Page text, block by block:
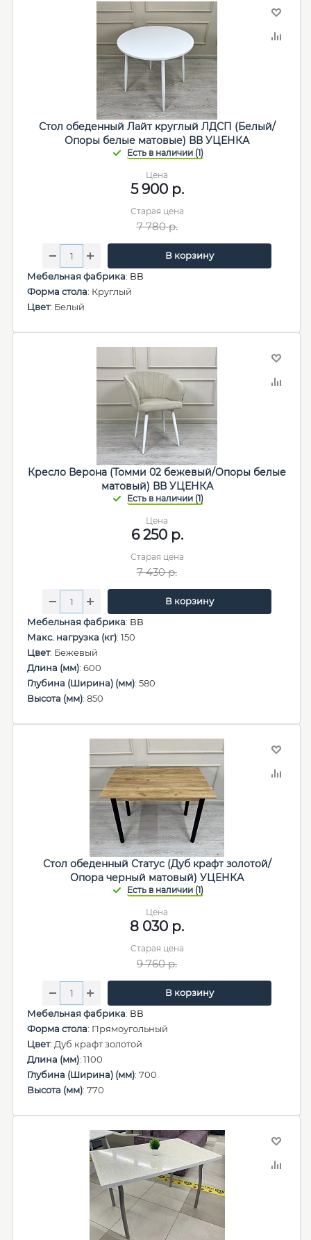
Стол обеденный Лайт круглый ЛДСП (Белый/
Опоры белые матовые) ВВ УЦЕНКА
Цена
5 900р.
Старая цена
7 780р.
В корзину
Мебельная фабрика: ВВ
Форма стола: Круглый
Цвет: Белый
Кресло Верона (Томми 02 бежевый/Опоры белые
матовый) ВВ УЦЕНКА
Цена
6 250р.
Старая цена
7 430р.
В корзину
Мебельная фабрика: ВВ
Макс. нагрузка (кг): 150
Цвет: Бежевый
Длина (мм): 600
Глубина (Ширина) (мм): 580
Высота (мм): 850
Стол обеденный Статус (Дуб крафт золотой/
Опора черный матовый) УЦЕНКА
Цена
8 030 р.
Старая цена
9 760р.
В корзину
Мебельная фабрика: ВВ
Форма стола: Прямоугольный
Цвет: Дуб крафт золотой
Длина (мм): 1100
Глубина (Ширина) (мм): 700
Высота (мм): 770